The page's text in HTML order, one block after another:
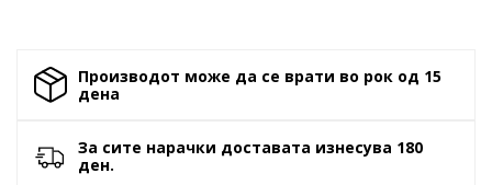
Производот може да се врати во рок од 15
денa
За сите нарачки доставата изнесува 180
ден.